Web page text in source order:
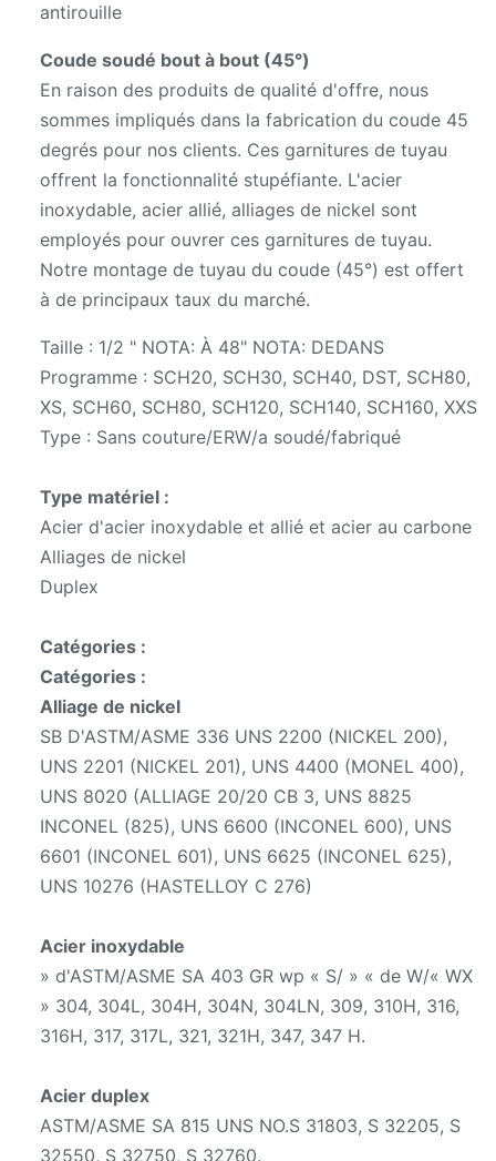
antirouille
Coude soudé bout à bout (45°)
En raison des produits de qualité d'offre, nous
sommes impliqués dans la fabrication du coude 45
degrés pour nos clients. Ces garnitures de tuyau
offrent la fonctionnalité stupéfiante. L'acier
inoxydable, acier allié, alliages de nickel sont
employés pour ouvrer ces garnitures de tuyau.
Notre montage de tuyau du coude (45°) est offert
à de principaux taux du marché.
Taille : 1/2 " NOTA: À 48" NOTA: DEDANS
Programme : SCH20, SCH30, SCH40, DST, SCH80,
XS, SCH60, SCH80, SCH120, SCH140, SCH160, XXS
Type : Sans couture/ERW/a soudé/fabriqué
Type matériel :
Acier d'acier inoxydable et allié et acier au carbone
Alliages de nickel
Duplex
Catégories :
Catégories :
Alliage de nickel
SB D'ASTM/ASME 336 UNS 2200 (NICKEL 200),
UNS 2201 (NICKEL 201), UNS 4400 (MONEL 400),
UNS 8020 (ALLIAGE 20/20 CB 3, UNS 8825
INCONEL (825), UNS 6600 (INCONEL 600), UNS
6601 (INCONEL 601), UNS 6625 (INCONEL 625),
UNS 10276 (HASTELLOY C 276)
Acier inoxydable
» d'ASTM/ASME SA 403 GR wp « S/ » « de W/« WX
» 304, 304L, 304H, 304N, 304LN, 309, 310H, 316,
316H, 317, 317L, 321, 321H, 347, 347 H.
Acier duplex
ASTM/ASME SA 815 UNS NO.S 31803, S 32205, S
32550, S 32750, S 32760.